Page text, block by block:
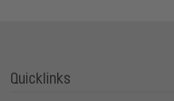
Quicklinks